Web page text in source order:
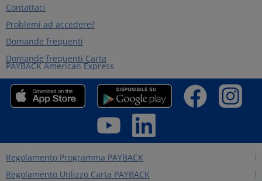
Contattaci
Problemi ad accedere?
Domande frequenti
Domande frequenti Carta
PAYBACK American Express
Regolamento Programma PAYBACK
Regolamento Utilizzo Carta PAYBACK